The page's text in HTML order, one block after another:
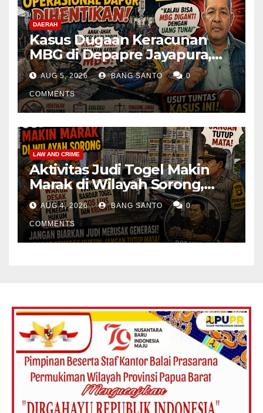
DAERAH
Kasus Dugaan Keracunan
MBG di Depapre Jayapura,
Aktivis Papua Minta
Operasional Dapur
Dihentikan & Evaluasi
Menyeluruh
AUG 5, 2026 BANG SANTO 0
COMMENTS
LAW AND CRIME
Aktivitas Judi Togel Makin
Marak di Wilayah Sorong,
Warga Desak Aparat Segera
Tangkap Bandar Luis dan
Kroninya
AUG 4, 2026 BANG SANTO 0
COMMENTS